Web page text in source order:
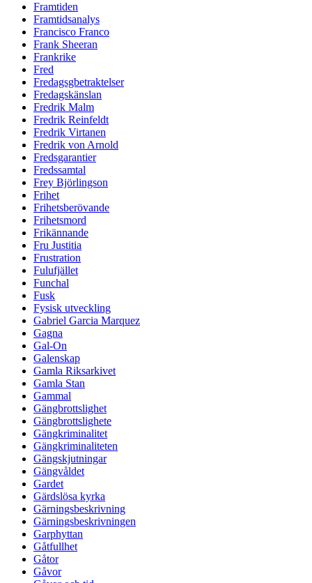
Framtiden
Framtidsanalys
Francisco Franco
Frank Sheeran
Frankrike
Fred
Fredagsgbetraktelser
Fredagskänslan
Fredrik Malm
Fredrik Reinfeldt
Fredrik Virtanen
Fredrik von Arnold
Fredsgarantier
Fredssamtal
Frey Björlingson
Frihet
Frihetsberövande
Frihetsmord
Frikännande
Fru Justitia
Frustration
Fulufjället
Funchal
Fusk
Fysisk utveckling
Gabriel Garcia Marquez
Gagna
Gal-On
Galenskap
Gamla Riksarkivet
Gamla Stan
Gammal
Gängbrottslighet
Gängbrottslighete
Gängkriminalitet
Gängkriminaliteten
Gängskjutningar
Gängvåldet
Gardet
Gärdslösa kyrka
Gärningsbeskrivning
Gärningsbeskrivningen
Garphyttan
Gåtfullhet
Gåtor
Gåvor